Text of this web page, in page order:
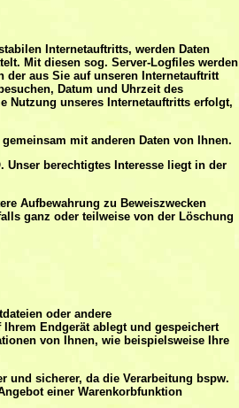
Internetauftritts, werden Daten
Mit diesen sog. Server-Logfiles werden
der aus Sie auf unseren Internetauftritt
Datum und Uhrzeit des
Nutzung unseres Internetauftritts erfolgt,
mit anderen Daten von Ihnen.
Unser berechtigtes Interesse liegt in der
Aufbewahrung zu Beweiszwecken
ganz oder teilweise von der Löschung
oder andere
Endgerät ablegt und gespeichert
von Ihnen, wie beispielsweise Ihre
und sicherer, da die Verarbeitung bspw.
einer Warenkorbfunktion